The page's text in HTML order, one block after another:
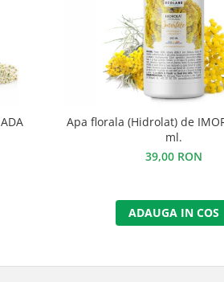
Apa florala (Hidrolat) de
ml.
39,00 RON
ADAUGA IN COS